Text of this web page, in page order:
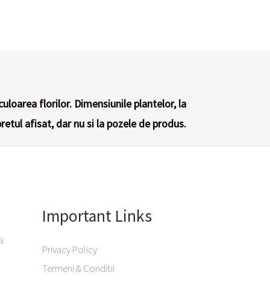
florilor. Dimensiunile plantelor, la
afisat, dar nu si la pozele de produs.
Important Links
Privacy Policy
Termeni & Conditii